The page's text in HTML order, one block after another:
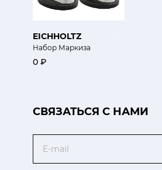
EICHHOLTZ
Набор Маркиза
0 ₽
CВЯЗАТЬСЯ С НАМИ